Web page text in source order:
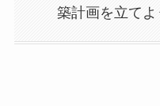
築計画を立てよ